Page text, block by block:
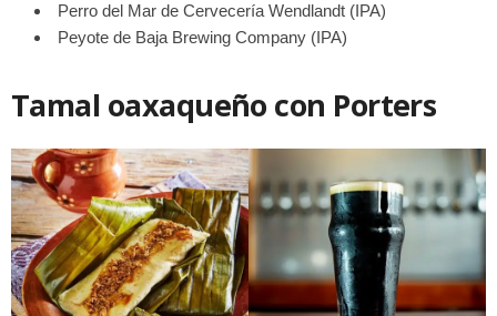
Perro del Mar de Cervecería Wendlandt (IPA)
Peyote de Baja Brewing Company (IPA)
Tamal oaxaqueño con Porters